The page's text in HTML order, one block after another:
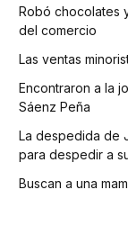
Robó chocolates
del comercio
Las ventas
Encontraron a la
Sáenz Peña
La despedida de
para despedir a
Buscan a una